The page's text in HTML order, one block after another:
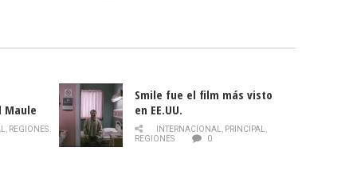
Maule
de la
, REGIONES
Smile fue el film más visto
en EE.UU.
INTERNACIONAL, PRINCIPAL,
REGIONES
0